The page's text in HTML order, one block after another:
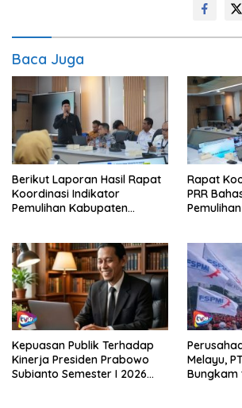
Baca Juga
Berikut Laporan Hasil Rapat
Koordinasi Indikator
Pemulihan Kabupaten
Rapat
PRR
Kepuasan Publik Terhadap
Kinerja Presiden Prabowo
Subianto Semester I 2026
Melayu,
Bungkam